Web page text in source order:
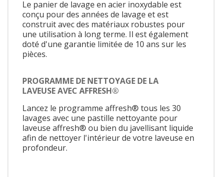
Le panier de lavage en acier inoxydable est
conçu pour des années de lavage et est
construit avec des matériaux robustes pour
une utilisation à long terme. Il est également
doté d'une garantie limitée de 10 ans sur les
pièces.
PROGRAMME DE NETTOYAGE DE LA
LAVEUSE AVEC AFFRESH®
Lancez le programme affresh® tous les 30
lavages avec une pastille nettoyante pour
laveuse affresh® ou bien du javellisant liquide
afin de nettoyer l'intérieur de votre laveuse en
profondeur.